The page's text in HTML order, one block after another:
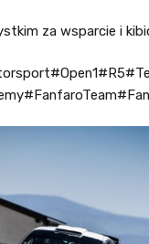
za wsparcie i
#Open1#R5
#FanfaroTeam